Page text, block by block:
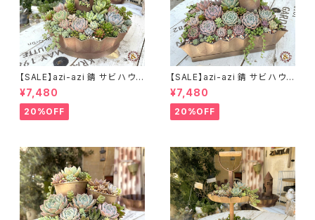
【SALE】azi-azi 錆 サビ ハウス
プランター ラウンド 訳あり 特価
送料無料
¥7,480
20%OFF
【SALE】azi-azi 錆 サビ ハウス
プランター スクエア 訳あり 特
価 送料無料
¥7,480
20%OFF